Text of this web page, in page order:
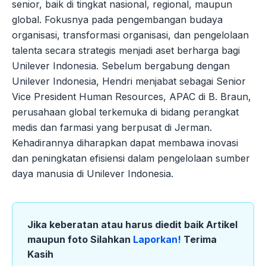
senior, baik di tingkat nasional, regional, maupun
global. Fokusnya pada pengembangan budaya
organisasi, transformasi organisasi, dan pengelolaan
talenta secara strategis menjadi aset berharga bagi
Unilever Indonesia. Sebelum bergabung dengan
Unilever Indonesia, Hendri menjabat sebagai Senior
Vice President Human Resources, APAC di B. Braun,
perusahaan global terkemuka di bidang perangkat
medis dan farmasi yang berpusat di Jerman.
Kehadirannya diharapkan dapat membawa inovasi
dan peningkatan efisiensi dalam pengelolaan sumber
daya manusia di Unilever Indonesia.
Jika keberatan atau harus diedit baik Artikel
maupun foto Silahkan Laporkan! Terima
Kasih